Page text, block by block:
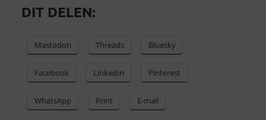
DIT DELEN:
Mastodon Threads Bluesky
Facebook LinkedIn Pinterest
WhatsApp Print E-mail